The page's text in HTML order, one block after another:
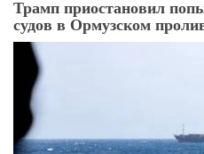
Трамп приостановил
судов в Ормузском